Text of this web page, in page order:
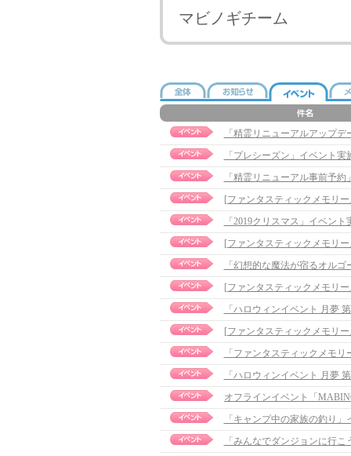
マビノギチーム
「精霊リニューアルアップ
「プレシーズン」イベント実
「精霊リニューアル事前予
「2019クリスマス」イベン
「幻想的な魔法が宿るオル
「ハロウィンイベント 月夢
「ファンタスティックメモ
「ハロウィンイベント 月夢
「キャンプ中の家族の釣り
「みんなでダンジョンに行